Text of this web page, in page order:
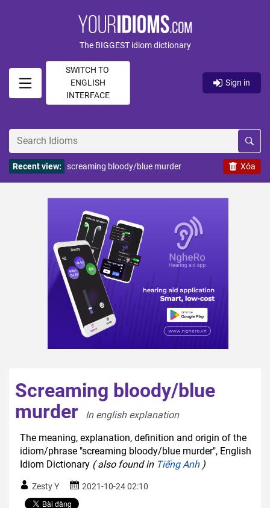
The BIGGEST idiom dictionary
SWITCH TO
ENGLISH
INTERFACE
Sign in
Xóa
Recent view: screaming bloody/blue murder
Screaming bloody/blue
murder
In english explanation
The meaning, explanation, definition and origin of the
idiom/phrase "screaming bloody/blue murder", English
Idiom Dictionary ( also found in Tiếng Anh)
Zesty Y 2021-10-24 02:10